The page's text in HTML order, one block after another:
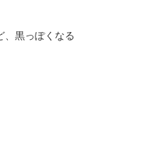
、黒っぽくなる